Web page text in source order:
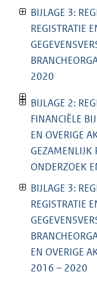
BIJLAGE 3:
REGISTRATIE
2020
BIJLAGE 2:
FINANCIËLE
EN OVERIGE
GEZAMENLIJK
ONDERZOEK
BIJLAGE 3:
REGISTRATIE
EN OVERIGE
2016 – 2020